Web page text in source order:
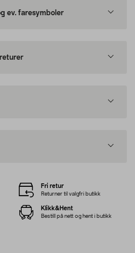
ev. faresymboler
Fri retur
Returner til valgfri butikk
Klikk&Hent
Bestill på nett og hent i butikk